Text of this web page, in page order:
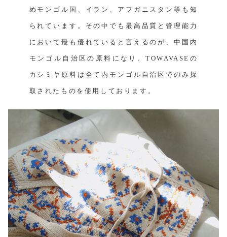
めモンゴル国、イラン、アフガニスタン等も知
られています。その中でも最高品質と管理能力
において最も優れていると言えるのが、中国内
モンゴル自治区の原料になり、TOWAVASEの
カシミヤ原料は全て内モンゴル自治区でのみ採
取されたものを使用しております。